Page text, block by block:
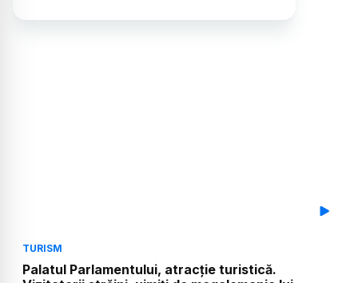
TURISM
Palatul Parlamentului, atracție turistică.